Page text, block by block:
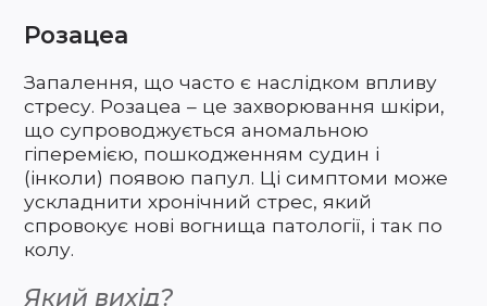
Розацеа
Запалення, що часто є наслідком впливу
стресу. Розацеа – це захворювання шкіри,
що супроводжується аномальною
гіперемією, пошкодженням судин і
(інколи) появою папул. Ці симптоми може
ускладнити хронічний стрес, який
спровокує нові вогнища патології, і так по
колу.
Який вихід?